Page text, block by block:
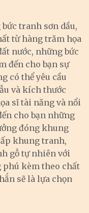
tranh sơn dầu,
từ hàng trăm họa
nước, những bức
đến cho bạn sự
có thể yêu cầu
và kích thước
sĩ tài năng và nổi
cho bạn những
đóng khung
khung tranh,
gỗ tự nhiên với
phú kèm theo chất
sẽ là lựa chọn